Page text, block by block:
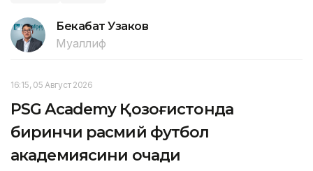
Бекабат Узаков
Муаллиф
16:15, 05 Август 2026
PSG Academy Қозоғистонда
биринчи расмий футбол
академиясини очади